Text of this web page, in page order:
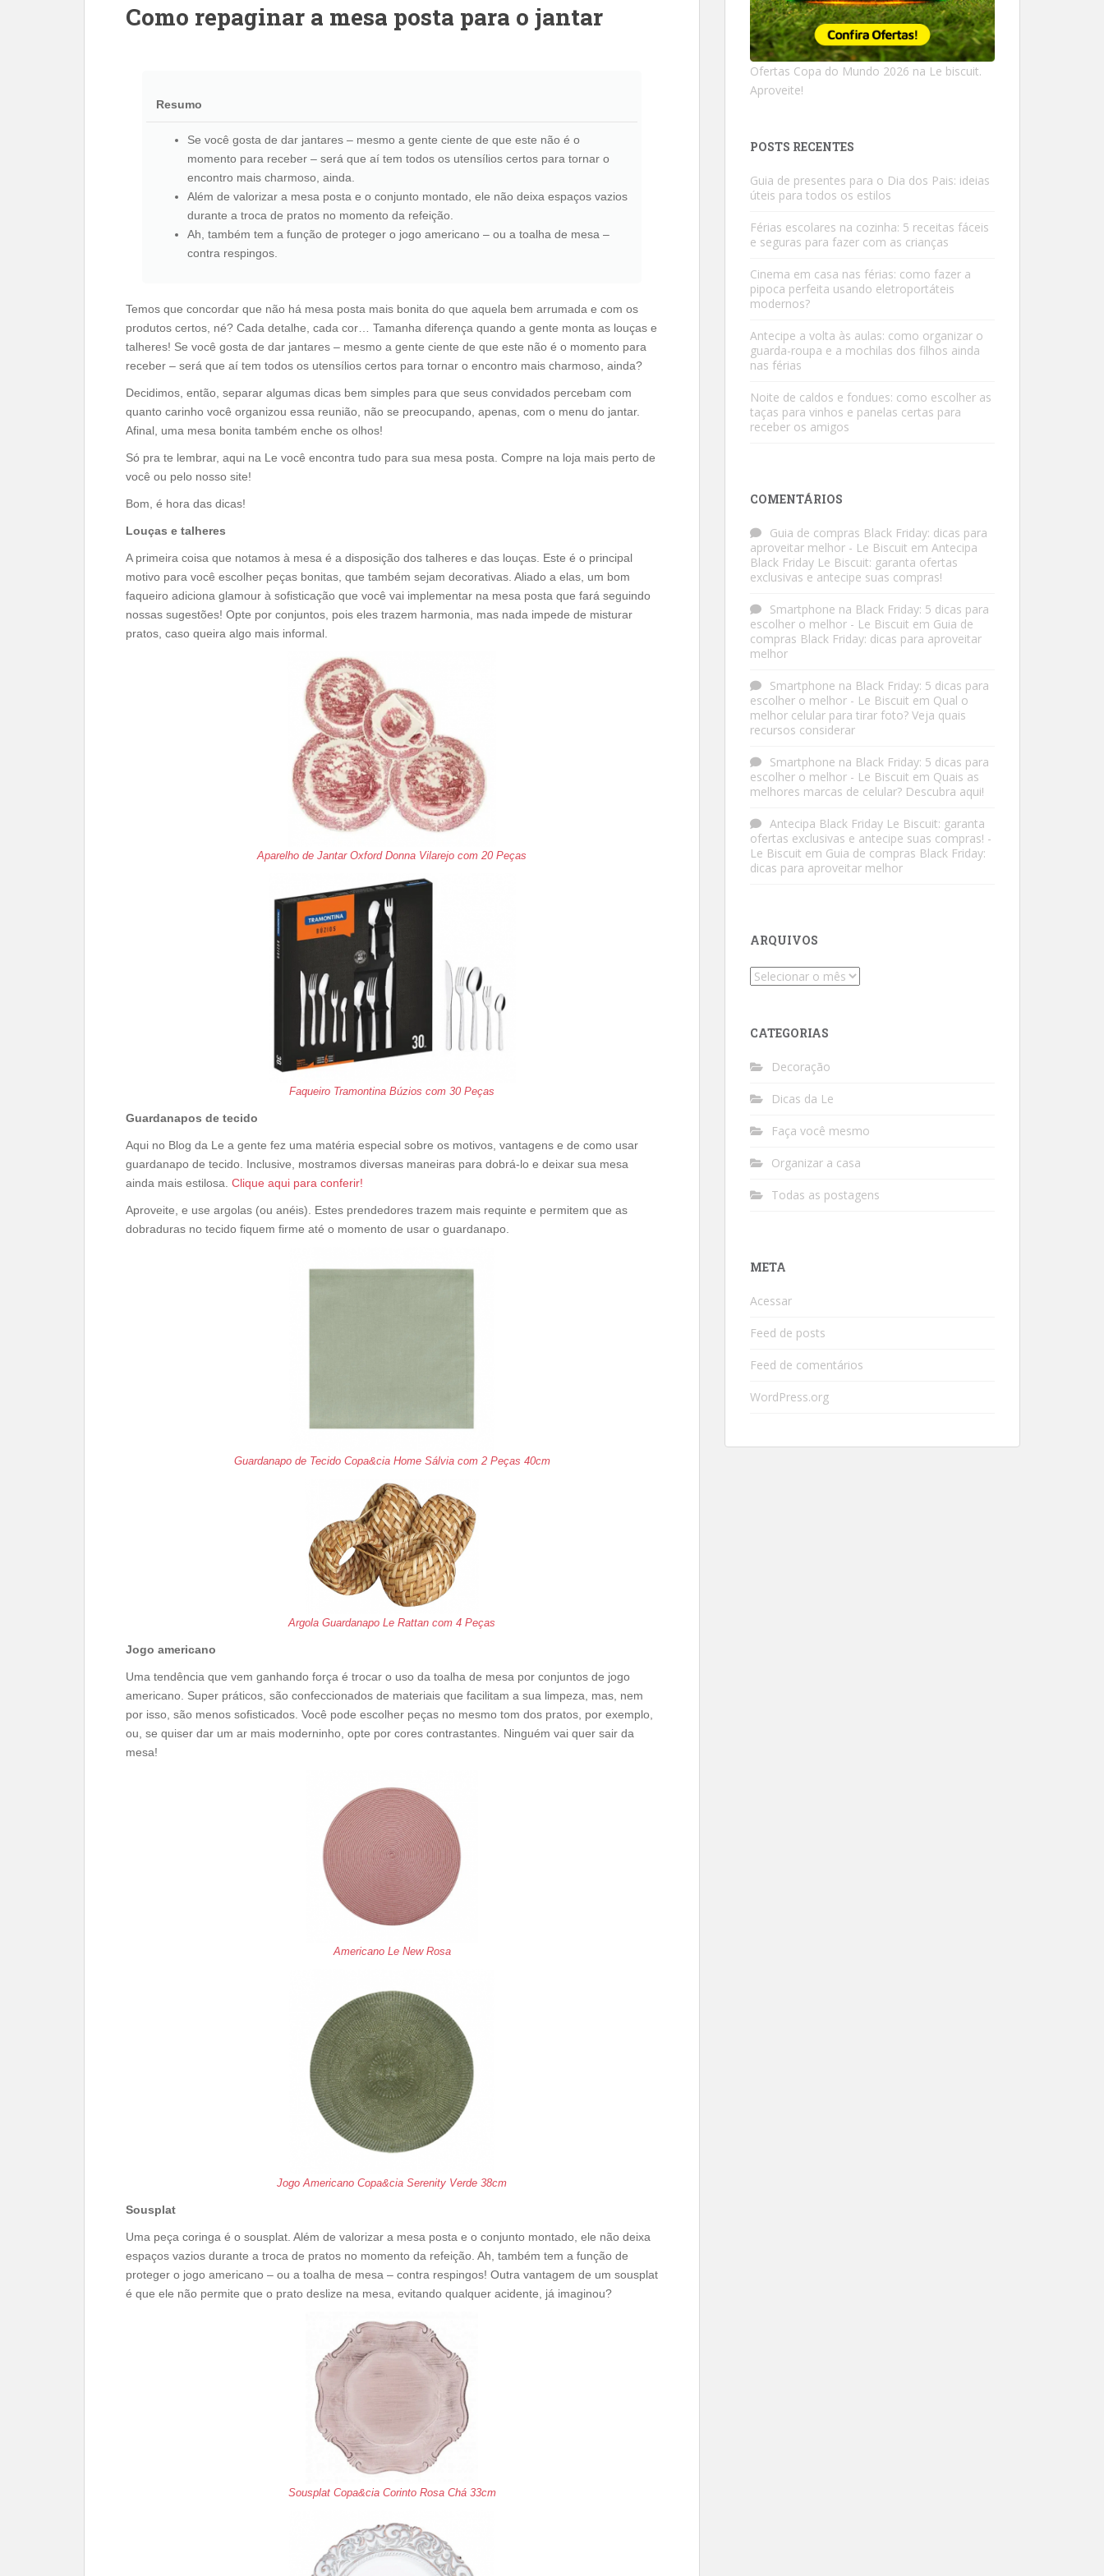
Como repaginar a mesa posta para o jantar
Resumo
Se você gosta de dar jantares – mesmo a gente ciente de que este não é o
momento para receber – será que aí tem todos os utensílios certos para tornar o
encontro mais charmoso, ainda.
Além de valorizar a mesa posta e o conjunto montado, ele não deixa espaços vazios
durante a troca de pratos no momento da refeição.
Ah, também tem a função de proteger o jogo americano – ou a toalha de mesa –
contra respingos.
Temos que concordar que não há mesa posta mais bonita do que aquela bem arrumada e com os
produtos certos, né? Cada detalhe, cada cor… Tamanha diferença quando a gente monta as louças e
talheres! Se você gosta de dar jantares – mesmo a gente ciente de que este não é o momento para
receber – será que aí tem todos os utensílios certos para tornar o encontro mais charmoso, ainda?
Decidimos, então, separar algumas dicas bem simples para que seus convidados percebam com
quanto carinho você organizou essa reunião, não se preocupando, apenas, com o menu do jantar.
Afinal, uma mesa bonita também enche os olhos!
Só pra te lembrar, aqui na Le você encontra tudo para sua mesa posta. Compre na loja mais perto de
você ou pelo nosso site!
Bom, é hora das dicas!
Louças e talheres
A primeira coisa que notamos à mesa é a disposição dos talheres e das louças. Este é o principal
motivo para você escolher peças bonitas, que também sejam decorativas. Aliado a elas, um bom
faqueiro adiciona glamour à sofisticação que você vai implementar na mesa posta que fará seguindo
nossas sugestões! Opte por conjuntos, pois eles trazem harmonia, mas nada impede de misturar
pratos, caso queira algo mais informal.
Aparelho de Jantar Oxford Donna Vilarejo com 20 Peças
Faqueiro Tramontina Búzios com 30 Peças
Guardanapos de tecido
Aqui no Blog da Le a gente fez uma matéria especial sobre os motivos, vantagens e de como usar
guardanapo de tecido. Inclusive, mostramos diversas maneiras para dobrá-lo e deixar sua mesa
ainda mais estilosa. Clique aqui para conferir!
Aproveite, e use argolas (ou anéis). Estes prendedores trazem mais requinte e permitem que as
dobraduras no tecido fiquem firme até o momento de usar o guardanapo.
Guardanapo de Tecido Copa&cia Home Sálvia com 2 Peças 40cm
Argola Guardanapo Le Rattan com 4 Peças
Jogo americano
Uma tendência que vem ganhando força é trocar o uso da toalha de mesa por conjuntos de jogo
americano. Super práticos, são confeccionados de materiais que facilitam a sua limpeza, mas, nem
por isso, são menos sofisticados. Você pode escolher peças no mesmo tom dos pratos, por exemplo,
ou, se quiser dar um ar mais moderninho, opte por cores contrastantes. Ninguém vai quer sair da
mesa!
Americano Le New Rosa
Jogo Americano Copa&cia Serenity Verde 38cm
Sousplat
Uma peça coringa é o sousplat. Além de valorizar a mesa posta e o conjunto montado, ele não deixa
espaços vazios durante a troca de pratos no momento da refeição. Ah, também tem a função de
proteger o jogo americano – ou a toalha de mesa – contra respingos! Outra vantagem de um sousplat
é que ele não permite que o prato deslize na mesa, evitando qualquer acidente, já imaginou?
Sousplat Copa&cia Corinto Rosa Chá 33cm
Ofertas Copa do Mundo 2026 na Le biscuit.
Aproveite!
POSTS RECENTES
Guia de presentes para o Dia dos Pais: ideias
úteis para todos os estilos
Férias escolares na cozinha: 5 receitas fáceis
e seguras para fazer com as crianças
Cinema em casa nas férias: como fazer a
pipoca perfeita usando eletroportáteis
modernos?
Antecipe a volta às aulas: como organizar o
guarda-roupa e a mochilas dos filhos ainda
nas férias
Noite de caldos e fondues: como escolher as
taças para vinhos e panelas certas para
receber os amigos
COMENTÁRIOS
Guia de compras Black Friday: dicas para
aproveitar melhor - Le Biscuit em Antecipa
Black Friday Le Biscuit: garanta ofertas
exclusivas e antecipe suas compras!
Smartphone na Black Friday: 5 dicas para
escolher o melhor - Le Biscuit em Guia de
compras Black Friday: dicas para aproveitar
melhor
Smartphone na Black Friday: 5 dicas para
escolher o melhor - Le Biscuit em Qual o
melhor celular para tirar foto? Veja quais
recursos considerar
Smartphone na Black Friday: 5 dicas para
escolher o melhor - Le Biscuit em Quais as
melhores marcas de celular? Descubra aqui!
Antecipa Black Friday Le Biscuit: garanta
ofertas exclusivas e antecipe suas compras! -
Le Biscuit em Guia de compras Black Friday:
dicas para aproveitar melhor
ARQUIVOS
Arquivos
CATEGORIAS
Decoração
Dicas da Le
Faça você mesmo
Organizar a casa
Todas as postagens
META
Acessar
Feed de posts
Feed de comentários
WordPress.org